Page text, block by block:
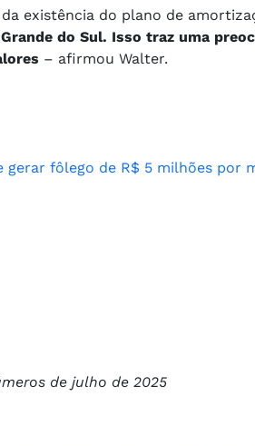
existência do plano de
do Sul. Isso traz uma
– afirmou Walter.
fôlego de R$ 5 milhões por
de julho de 2025